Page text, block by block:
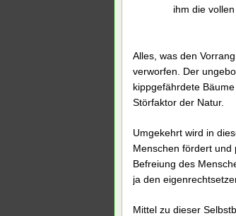
ihm die vollen
Alles, was den
verworfen. Der
kippgefährdete
Störfaktor der Natur.
Umgekehrt wird in
Menschen fördert und
Befreiung des
ja den
Mittel zu dieser